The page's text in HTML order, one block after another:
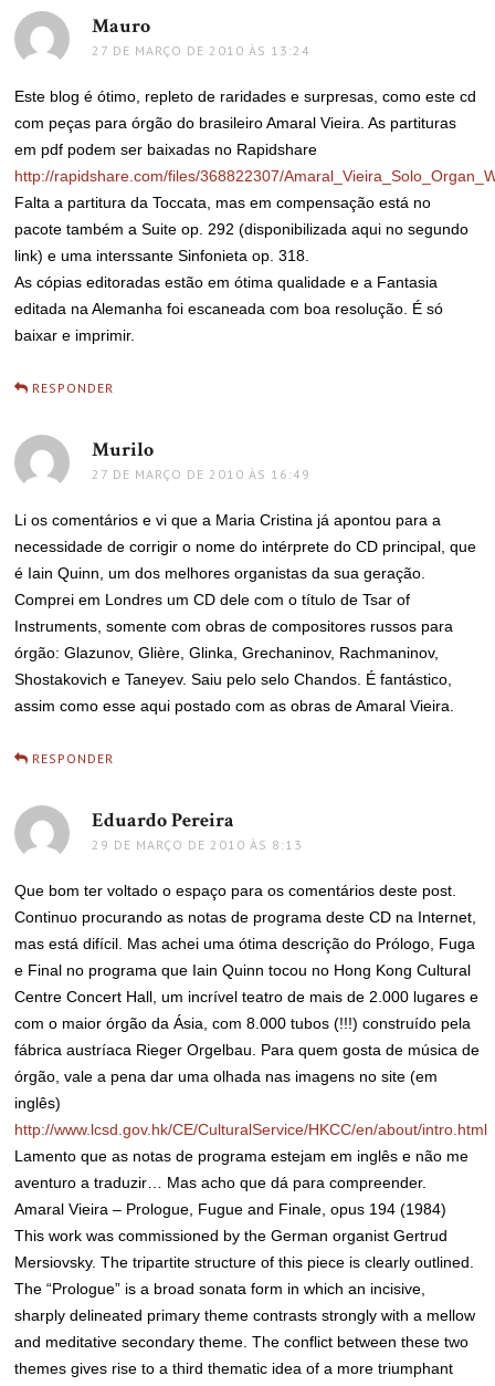
Mauro
27 DE MARÇO DE 2010 ÀS 13:24
Este blog é ótimo, repleto de raridades e surpresas, como este cd
com peças para órgão do brasileiro Amaral Vieira. As partituras
em pdf podem ser baixadas no Rapidshare
http://rapidshare.com/files/368822307/
Falta a partitura da Toccata, mas em compensação está no
pacote também a Suite op. 292 (disponibilizada aqui no segundo
link) e uma interssante Sinfonieta op. 318.
As cópias editoradas estão em ótima qualidade e a Fantasia
editada na Alemanha foi escaneada com boa resolução. É só
baixar e imprimir.
RESPONDER
Murilo
27 DE MARÇO DE 2010 ÀS 16:49
Li os comentários e vi que a Maria Cristina já apontou para a
necessidade de corrigir o nome do intérprete do CD principal, que
é Iain Quinn, um dos melhores organistas da sua geração.
Comprei em Londres um CD dele com o título de Tsar of
Instruments, somente com obras de compositores russos para
órgão: Glazunov, Glière, Glinka, Grechaninov, Rachmaninov,
Shostakovich e Taneyev. Saiu pelo selo Chandos. É fantástico,
assim como esse aqui postado com as obras de Amaral Vieira.
RESPONDER
Eduardo Pereira
29 DE MARÇO DE 2010 ÀS 8:13
Que bom ter voltado o espaço para os comentários deste post.
Continuo procurando as notas de programa deste CD na Internet,
mas está difícil. Mas achei uma ótima descrição do Prólogo, Fuga
e Final no programa que Iain Quinn tocou no Hong Kong Cultural
Centre Concert Hall, um incrível teatro de mais de 2.000 lugares e
com o maior órgão da Ásia, com 8.000 tubos (!!!) construído pela
fábrica austríaca Rieger Orgelbau. Para quem gosta de música de
órgão, vale a pena dar uma olhada nas imagens no site (em
inglês)
http://www.lcsd.gov.hk/CE/CulturalService/HKCC/en/about/intro.html
Lamento que as notas de programa estejam em inglês e não me
aventuro a traduzir… Mas acho que dá para compreender.
Amaral Vieira – Prologue, Fugue and Finale, opus 194 (1984)
This work was commissioned by the German organist Gertrud
Mersiovsky. The tripartite structure of this piece is clearly outlined.
The “Prologue” is a broad sonata form in which an incisive,
sharply delineated primary theme contrasts strongly with a mellow
and meditative secondary theme. The conflict between these two
themes gives rise to a third thematic idea of a more triumphant